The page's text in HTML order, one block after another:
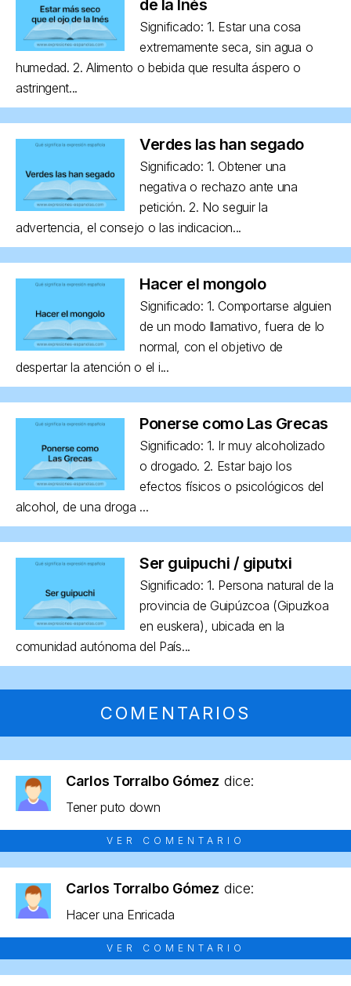
de la Inés
Significado: 1. Estar una cosa
extremamente seca, sin agua o
humedad. 2. Alimento o bebida que resulta áspero o
astringent...
Verdes las han segado
Significado: 1. Obtener una
negativa o rechazo ante una
petición. 2. No seguir la
advertencia, el consejo o las indicacion...
Hacer el mongolo
Significado: 1. Comportarse alguien
de un modo llamativo, fuera de lo
normal, con el objetivo de
despertar la atención o el i...
Ponerse como Las Grecas
Significado: 1. Ir muy alcoholizado
o drogado. 2. Estar bajo los
efectos físicos o psicológicos del
alcohol, de una droga ...
Ser guipuchi / giputxi
Significado: 1. Persona natural de la
provincia de Guipúzcoa (Gipuzkoa
en euskera), ubicada en la
comunidad autónoma del País...
COMENTARIOS
Carlos Torralbo Gómez dice:
Tener puto down
VER COMENTARIO
Carlos Torralbo Gómez dice:
Hacer una Enricada
VER COMENTARIO